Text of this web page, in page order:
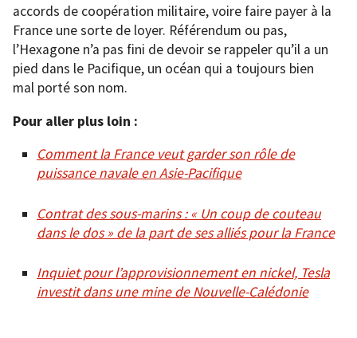
accords de coopération militaire, voire faire payer à la
France une sorte de loyer. Référendum ou pas,
l’Hexagone n’a pas fini de devoir se rappeler qu’il a un
pied dans le Pacifique, un océan qui a toujours bien
mal porté son nom.
Pour aller plus loin :
Commentla France veut garder son rôle de
puissance navale en Asie-Pacifique
Contrat des sous-marins : « Un coup de couteau
dans le dos » de la part de ses alliés pour la France
Inquiet pour l’approvisionnement en nickel, Tesla
investit dans une mine de Nouvelle-Calédonie